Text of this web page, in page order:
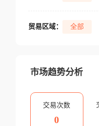
贸易区域： 全部
市场趋势分析
交易次数
0